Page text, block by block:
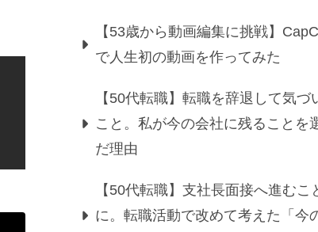
【53歳から動画編集に挑戦】
で人生初の動画を作ってみた
【50代転職】転職を辞退して気づ
こと。私が今の会社に残ることを
だ理由
【50代転職】支社長面接へ進むこ
に。転職活動で改めて考えた「今